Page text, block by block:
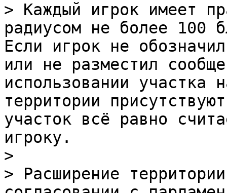
> Каждый игрок имеет
радиусом не более 100
Если игрок не
или не разместил
использовании участка
территории
участок всё равно
игроку.
>
> Расширение